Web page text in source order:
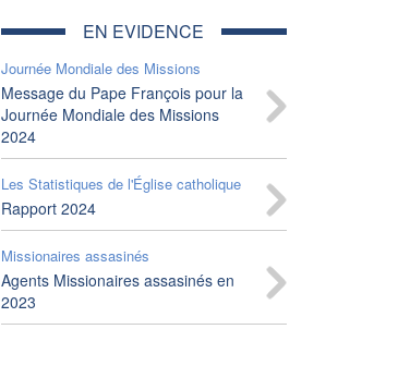
EN EVIDENCE
Journée Mondiale des Missions
Message du Pape François pour la
Journée Mondiale des Missions
2024
Les Statistiques de l'Église catholique
Rapport 2024
Missionaires assasinés
Agents Missionaires assasinés en
2023